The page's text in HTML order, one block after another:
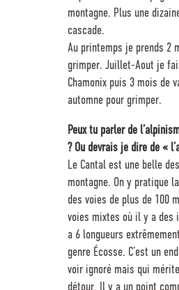
montagne. Plus une
cascade.
Au printemps je prends 2
grimper. Juillet-Aout je
Chamonix puis 3 mois de
automne pour grimper.
Peux tu parler de
? Ou devrais je dire de «
Le Cantal est une belle
montagne. On y pratique
des voies de plus de 100
voies mixtes où il y a des
a 6 longueurs
genre Écosse. C’est un
voir ignoré mais qui
détour. Il y a un point